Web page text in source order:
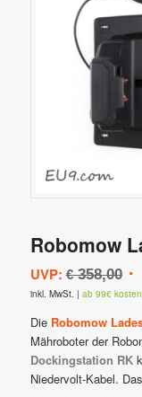
Robomow
UVP: €358,00
€
inkl. MwSt. | ab 99€
Die Robomow
Mähroboter der
Dockingstation RK
Niedervolt-Kabel.